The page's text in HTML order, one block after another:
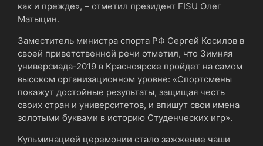
как и прежде», – отметил президент FISU Олег
Матыцин.
Заместитель министра спорта РФ Сергей Косилов в
своей приветственной речи отметил, что Зимняя
универсиада-2019 в Красноярске пройдет на самом
высоком организационном уровне: «Спортсмены
покажут достойные результаты, защищая честь
своих стран и университетов, и впишут свои имена
золотыми буквами в историю Студенческих игр».
Кульминацией церемонии стало зажжение чаши